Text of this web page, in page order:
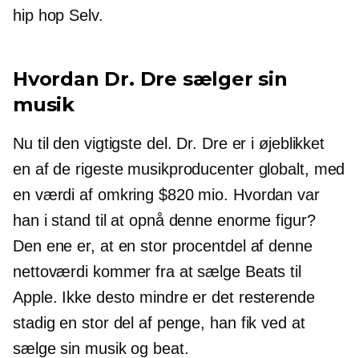
hip hop Selv.
Hvordan Dr. Dre sælger sin
musik
Nu til den vigtigste del. Dr. Dre er i øjeblikket
en af ​​de rigeste musikproducenter globalt, med
en værdi af omkring $820 mio. Hvordan var
han i stand til at opnå denne enorme figur?
Den ene er, at en stor procentdel af denne
nettoværdi kommer fra at sælge Beats til
Apple. Ikke desto mindre er det resterende
stadig en stor del af penge, han fik ved at
sælge sin musik og beat.